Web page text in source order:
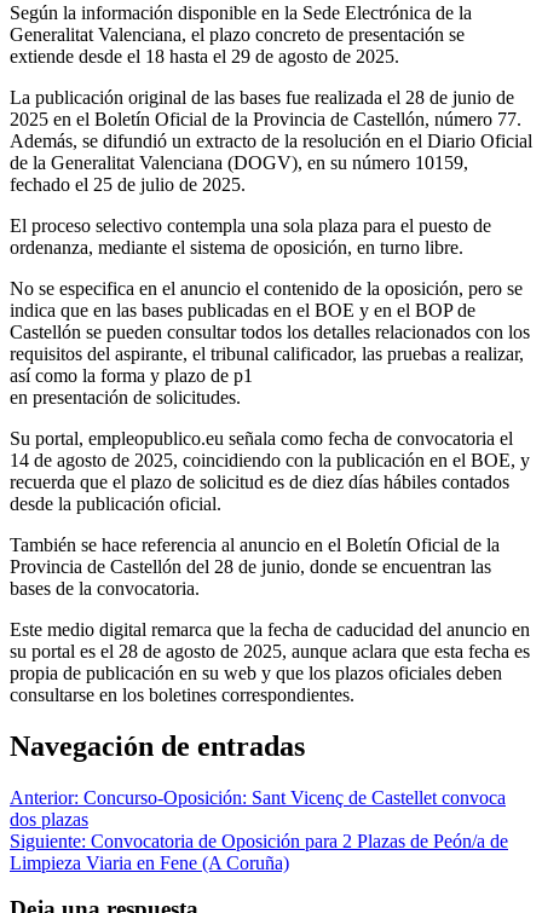
Según la información disponible en la Sede Electrónica de la
Generalitat Valenciana, el plazo concreto de presentación se
extiende desde el 18 hasta el 29 de agosto de 2025.
La publicación original de las bases fue realizada el 28 de junio de
2025 en el Boletín Oficial de la Provincia de Castellón, número 77.
Además, se difundió un extracto de la resolución en el Diario Oficial
de la Generalitat Valenciana (DOGV), en su número 10159,
fechado el 25 de julio de 2025.
El proceso selectivo contempla una sola plaza para el puesto de
ordenanza, mediante el sistema de oposición, en turno libre.
No se especifica en el anuncio el contenido de la oposición, pero se
indica que en las bases publicadas en el BOE y en el BOP de
Castellón se pueden consultar todos los detalles relacionados con los
requisitos del aspirante, el tribunal calificador, las pruebas a realizar,
así como la forma y plazo de p1
en presentación de solicitudes.
Su portal, empleopublico.eu señala como fecha de convocatoria el
14 de agosto de 2025, coincidiendo con la publicación en el BOE, y
recuerda que el plazo de solicitud es de diez días hábiles contados
desde la publicación oficial.
También se hace referencia al anuncio en el Boletín Oficial de la
Provincia de Castellón del 28 de junio, donde se encuentran las
bases de la convocatoria.
Este medio digital remarca que la fecha de caducidad del anuncio en
su portal es el 28 de agosto de 2025, aunque aclara que esta fecha es
propia de publicación en su web y que los plazos oficiales deben
consultarse en los boletines correspondientes.
Navegación de entradas
Anterior: Concurso-Oposición: Sant Vicenç de Castellet convoca
dos plazas
Siguiente: Convocatoria de Oposición para 2 Plazas de Peón/a de
Limpieza Viaria en Fene (A Coruña)